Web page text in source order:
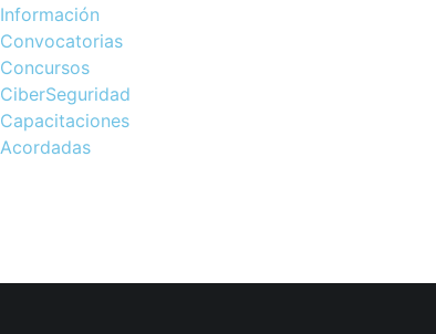
Información
Convocatorias
Concursos
CiberSeguridad
Capacitaciones
Acordadas